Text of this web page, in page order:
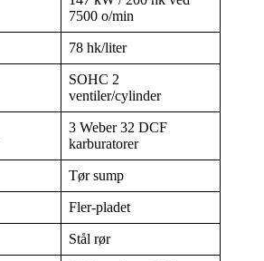
7500 o/min
78 hk/liter
SOHC 2
ventiler/cylinder
3 Weber 32 DCF
karburatorer
Tør sump
Fler-pladet
Stål rør